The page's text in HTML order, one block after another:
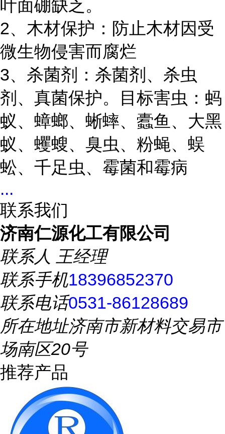
叶面硼缺乏。
2、木材保护：防止木材因受
微生物侵害而腐烂
3、杀菌剂：杀菌剂、杀虫
剂、真菌保护。目标害虫：蚂
蚁、蟑螂、蜥蟀、蠹鱼、大黑
蚁、蠼螋、臭虫、粉蝇、蜈
蚣、千足虫、霉菌和霉病
...
联系我们
济南仁源化工有限公司
联系人 王经理
联系手机18396852370
联系电话0531-86128689
所在地址济南市新材料交易市
场南区20号
推荐产品